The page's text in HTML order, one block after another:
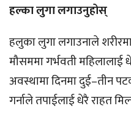
हल्का लुगा लगाउनुहोस्
हलुका लुगा लगाउनाले
मौसममा गर्भवती
अवस्थामा दिनमा दुई–तीन
गर्नाले तपाईलाई धेरै राहत